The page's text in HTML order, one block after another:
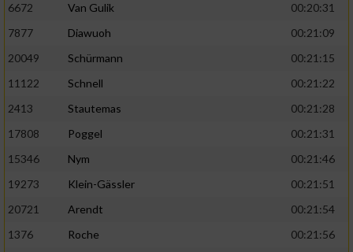
6672
Van Gulik
00:20:31
7877
Diawuoh
00:21:09
20049
Schürmann
00:21:15
11122
Schnell
00:21:22
2413
Stautemas
00:21:28
17808
Poggel
00:21:31
15346
Nym
00:21:46
19273
Klein-Gässler
00:21:51
20721
Arendt
00:21:54
1376
Roche
00:21:56